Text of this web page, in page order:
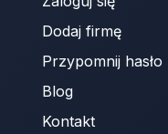
Dodaj firmę
Przypomnij hasło
Blog
Kontakt